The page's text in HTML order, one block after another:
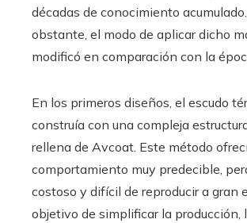
décadas de conocimiento
obstante, el modo de aplicar dicho
modificó en comparación con la
En los primeros diseños, el escudo
construía con una compleja
rellena de Avcoat. Este método
comportamiento muy predecible,
costoso y difícil de reproducir a gran
objetivo de simplificar la producción,